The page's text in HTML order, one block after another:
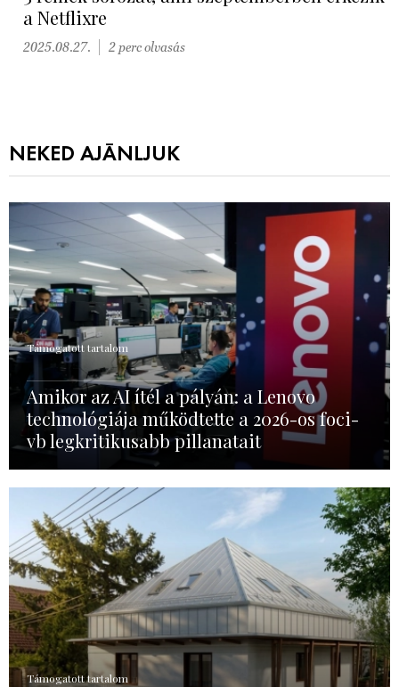
a Netflixre
2025.08.27. 2 perc olvasás
NEKED AJÁNLJUK
Támogatott tartalom
Amikor az AI ítél a pályán: a Lenovo
technológiája működtette a 2026-os foci-
vb legkritikusabb pillanatait
Támogatott tartalom